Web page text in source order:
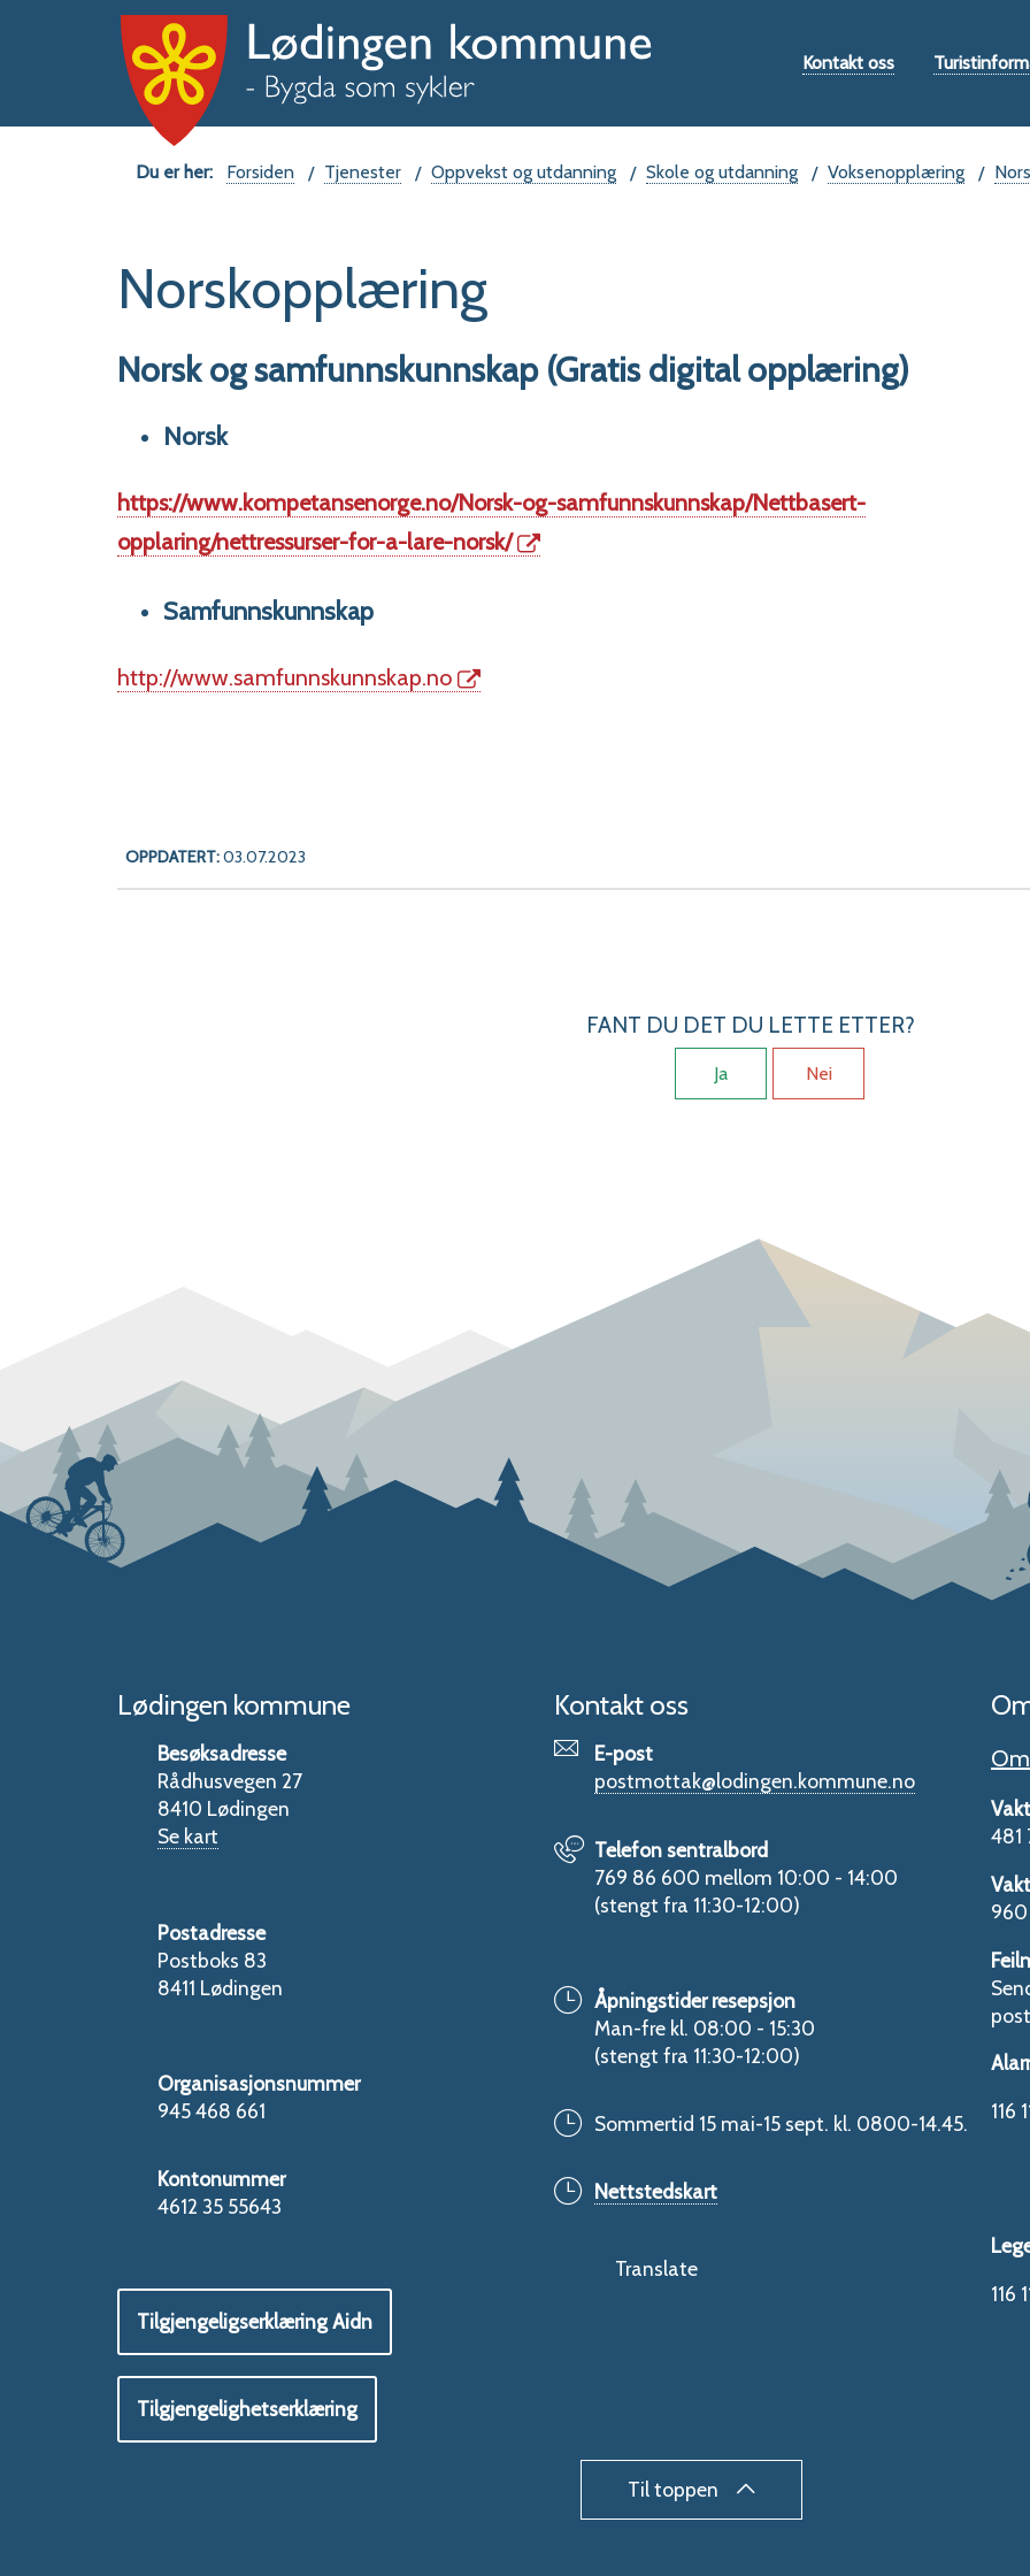
Kontakt oss
Du
her:
Forsiden Tjenester Oppvekst og utdanning Skole og utdanning Voksenopplæring
Norskopplæring
Norsk og samfunnskunnskap (Gratis digital opplæring)
Norsk
https://www.kompetansenorge.no/Norsk-og-samfunnskunnskap/Nettbasert-
opplaring/nettressurser-for-a-lare-norsk/
Samfunnskunnskap
http://www.samfunnskunnskap.no
OPPDATERT:03.07.2023
FANT DU DET DU LETTE ETTER?
Ja Nei
Lødingen kommune
Besøksadresse
Rådhusvegen 27
8410 Lødingen
Se kart
Postadresse
Postboks 83
8411 Lødingen
Organisasjonsnummer
945 468 661
Kontonummer
4612 35 55643
Tilgjengeligserklæring Aidn
Tilgjengelighetserklæring
Kontakt oss
E-post
postmottak@lodingen.kommune.no
Telefon sentralbord
769 86 600 mellom 10:00 - 14:00
(stengt fra 11:30-12:00)
Åpningstider resepsjon
Man-fre kl. 08:00 - 15:30
(stengt fra 11:30-12:00)
Sommertid 15 mai-15 sept. kl. 0800-14.45.
Nettstedskart
Translate
481
960
116
116
Til toppen